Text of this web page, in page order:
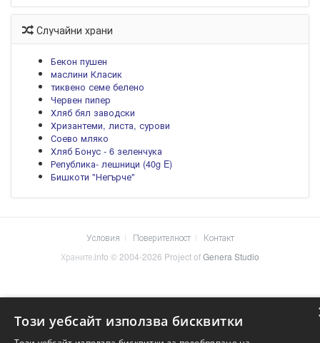
Случайни храни
Бекон пушен
маслини Класик
тиквено семе белено
Червен пипер
Хляб бял заводски
Хризантеми, листа, сурови
Соево мляко
Хляб Бонус - 6 зеленчука
Република- лешници (40g E)
Бишкоти "Негърче"
Условия Поверителност
Контакт
Храните.info © 2004-2026 Project ofGenera Studio
Този уебсайт използва бисквитки